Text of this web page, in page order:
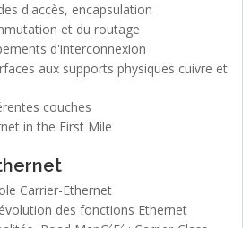
d'accès, encapsulation
et du routage
d'interconnexion
couches
in the First Mile
Carrier-Ethernet
des fonctions Ethernet